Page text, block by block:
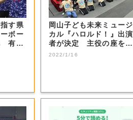
す県
ボー
有望
岡山子ども未来ミュージ
カル『ハロルド！』出演
者が決定 主役の座を射
止めた感想は…...
2022/1/16